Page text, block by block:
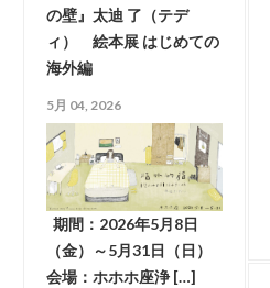
の壁』太迪 了（テデ
ィ） 絵本展 はじめての
海外編
5月 04, 2026
期間：2026年5月8日
（金）～5月31日（日）
会場：ホホホ座浄 […]